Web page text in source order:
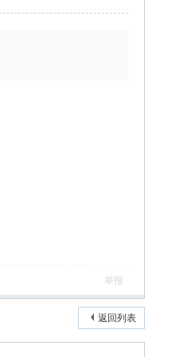
举报
返回列表